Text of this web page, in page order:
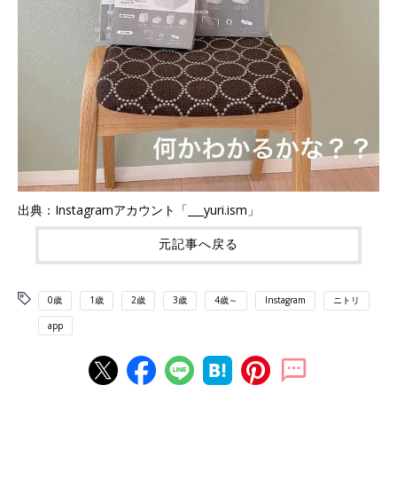
出典：Instagramアカウント「___yuri.ism」
元記事へ戻る
0歳 1歳 2歳 3歳 4歳～ Instagram ニトリ
app